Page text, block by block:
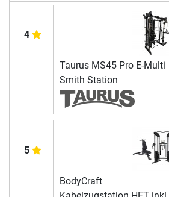
4
Taurus MS45 Pro E-Multi
Smith Station
5
BodyCraft